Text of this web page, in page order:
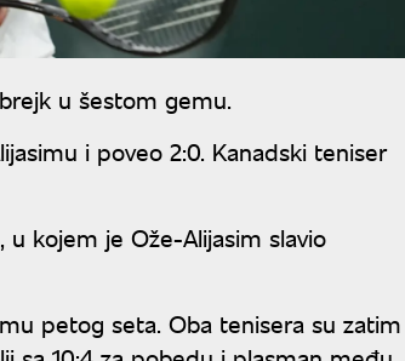
u šestom gemu.
i poveo 2:0. Kanadski teniser
kojem je Ože-Alijasim slavio
petog seta. Oba tenisera su zatim